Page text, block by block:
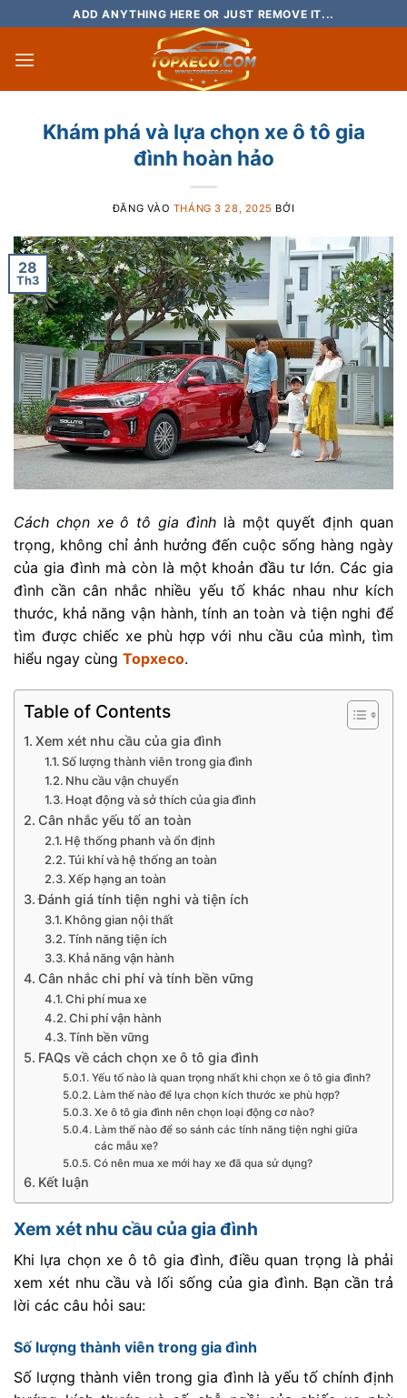
nội
ADD ANYTHING HERE OR JUST REMOVE IT...
Khám phá và lựa chọn xe ô tô gia
đình hoàn hảo
ĐĂNG VÀO THÁNG 3 28, 2025 BỞI
28
Th3
Cách chọn xe ô tô gia đìnhlà một quyết định quan
trọng, không chỉ ảnh hưởng đến cuộc sống hàng ngày
của gia đình mà còn là một khoản đầu tư lớn. Các gia
đình cần cân nhắc nhiều yếu tố khác nhau như kích
thước, khả năng vận hành, tính an toàn và tiện nghi để
tìm được chiếc xe phù hợp với nhu cầu của mình, tìm
hiểu ngay cùng Topxeco.
Table of Contents
Xem xét nhu cầu của gia đình
Số lượng thành viên trong gia đình
Nhu cầu vận chuyển
Hoạt động và sở thích của gia đình
Cân nhắc yếu tố an toàn
Hệ thống phanh và ổn định
Túi khí và hệ thống an toàn
Xếp hạng an toàn
Đánh giá tính tiện nghi và tiện ích
Không gian nội thất
Tính năng tiện ích
Khả năng vận hành
Cân nhắc chi phí và tính bền vững
Chi phí mua xe
Chi phí vận hành
Tính bền vững
FAQs về cách chọn xe ô tô gia đình
Yếu tố nào là quan trọng nhất khi chọn xe ô tô gia đình?
Làm thế nào để lựa chọn kích thước xe phù hợp?
Xe ô tô gia đình nên chọn loại động cơ nào?
Làm thế nào để so sánh các tính năng tiện nghi giữa
các mẫu xe?
Có nên mua xe mới hay xe đã qua sử dụng?
Kết luận
Xem xét nhu cầu của gia đình
Khi lựa chọn xe ô tô gia đình, điều quan trọng là phải
xem xét nhu cầu và lối sống của gia đình. Bạn cần trả
lời các câu hỏi sau:
Số lượng thành viên trong gia đình
Số lượng thành viên trong gia đình là yếu tố chính định